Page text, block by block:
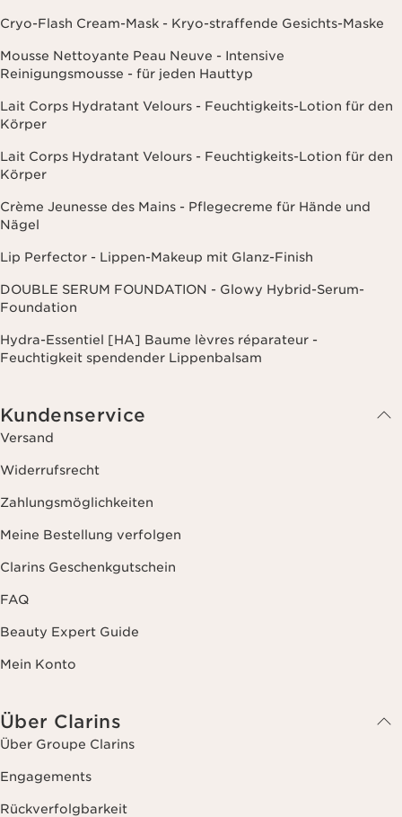
Cryo-Flash Cream-Mask - Kryo-straffende Gesichts-Maske
Mousse Nettoyante Peau Neuve - Intensive
Reinigungsmousse - für jeden Hauttyp
Lait Corps Hydratant Velours - Feuchtigkeits-Lotion für den
Körper
Lait Corps Hydratant Velours - Feuchtigkeits-Lotion für den
Körper
Crème Jeunesse des Mains - Pflegecreme für Hände und
Nägel
Lip Perfector - Lippen-Makeup mit Glanz-Finish
DOUBLE SERUM FOUNDATION - Glowy Hybrid-Serum-
Foundation
Hydra-Essentiel [HA] Baume lèvres réparateur -
Feuchtigkeit spendender Lippenbalsam
Kundenservice
Versand
Widerrufsrecht
Zahlungsmöglichkeiten
Meine Bestellung verfolgen
Clarins Geschenkgutschein
FAQ
Beauty Expert Guide
Mein Konto
Über Clarins
Über Groupe Clarins
Engagements
Rückverfolgbarkeit